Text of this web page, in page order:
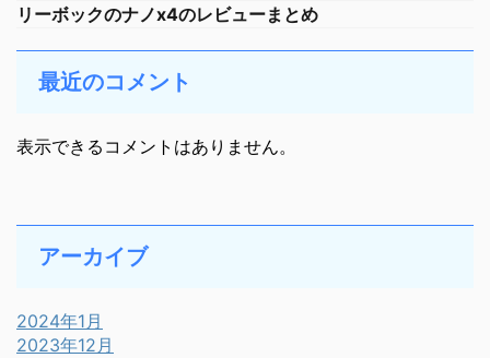
リーボックのナノx4のレビューまとめ
最近のコメント
表示できるコメントはありません。
アーカイブ
2024年1月
2023年12月